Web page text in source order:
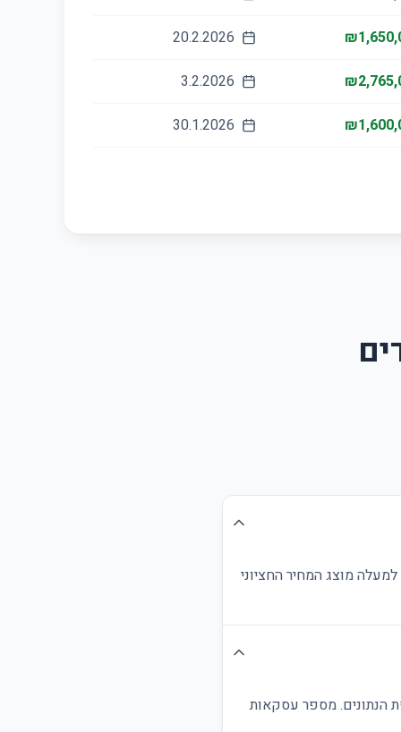
20.2.2026
3.2.2026
30.1.2026
מוצג המחיר החציוני
הנתונים. מספר עסקאות